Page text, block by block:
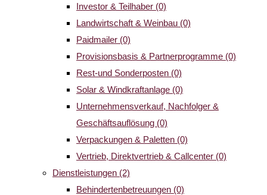
Investor & Teilhaber (0)
Landwirtschaft & Weinbau (0)
Paidmailer (0)
Provisionsbasis & Partnerprogramme (0)
Rest-und Sonderposten (0)
Solar & Windkraftanlage (0)
Unternehmensverkauf, Nachfolger &
Geschäftsauflösung (0)
Verpackungen & Paletten (0)
Vertrieb, Direktvertrieb & Callcenter (0)
Dienstleistungen (2)
Behindertenbetreuungen (0)